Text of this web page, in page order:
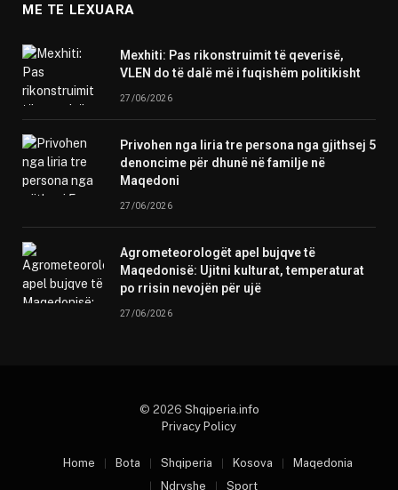
ME TE LEXUARA
Mexhiti: Pas rikonstruimit të qeverisë,
VLEN do të dalë më i fuqishëm politikisht
27/06/2026
Privohen nga liria tre persona nga gjithsej 5
denoncime për dhunë në familje në
Maqedoni
27/06/2026
Agrometeorologët apel bujqve të
Maqedonisë: Ujitni kulturat, temperaturat
po rrisin nevojën për ujë
27/06/2026
© 2026 Shqiperia.info
Privacy Policy
Home Bota Shqiperia Kosova
Maqedonia
Ndryshe
Sport